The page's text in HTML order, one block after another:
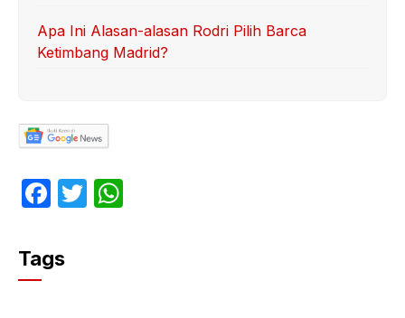
Apa Ini Alasan-alasan Rodri Pilih Barca
Ketimbang Madrid?
F
c
e
T
Tags